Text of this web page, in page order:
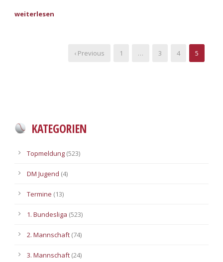
‹ Previous 1 … 3 4 5
KATEGORIEN
Topmeldung (523)
DM Jugend (4)
Termine (13)
1. Bundesliga (523)
2. Mannschaft (74)
3. Mannschaft (24)